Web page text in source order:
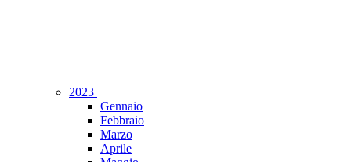
2023
Gennaio
Febbraio
Marzo
Aprile